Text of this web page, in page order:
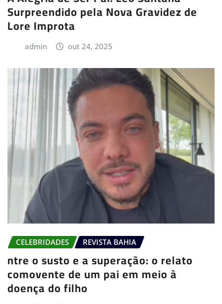
Surpreendido pela Nova Gravidez de
Lore Improta
admin out 24, 2025
CELEBRIDADES REVISTA BAHIA
ntre o susto e a superação: o relato
comovente de um pai em meio à
doença do filho